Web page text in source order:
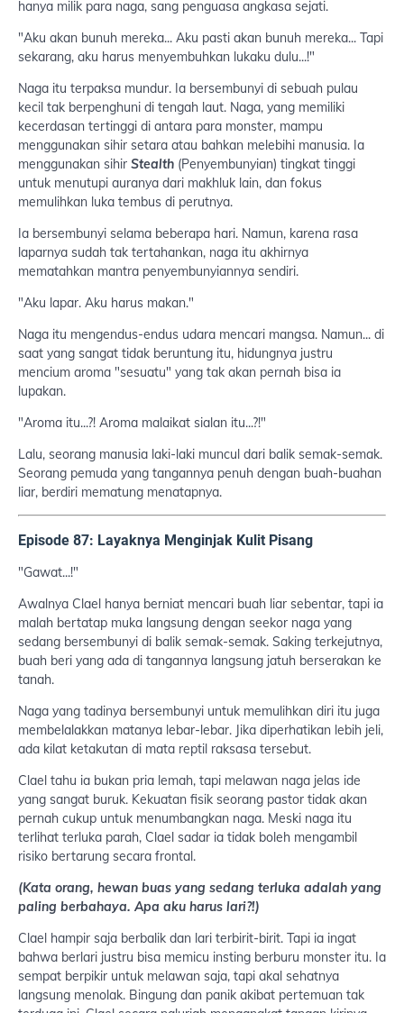
hanya milik para naga, sang penguasa angkasa sejati.
"Aku akan bunuh mereka... Aku pasti akan bunuh mereka... Tapi
sekarang, aku harus menyembuhkan lukaku dulu...!"
Naga itu terpaksa mundur. Ia bersembunyi di sebuah pulau
kecil tak berpenghuni di tengah laut. Naga, yang memiliki
kecerdasan tertinggi di antara para monster, mampu
menggunakan sihir setara atau bahkan melebihi manusia. Ia
menggunakan sihir Stealth (Penyembunyian) tingkat tinggi
untuk menutupi auranya dari makhluk lain, dan fokus
memulihkan luka tembus di perutnya.
Ia bersembunyi selama beberapa hari. Namun, karena rasa
laparnya sudah tak tertahankan, naga itu akhirnya
mematahkan mantra penyembunyiannya sendiri.
"Aku lapar. Aku harus makan."
Naga itu mengendus-endus udara mencari mangsa. Namun... di
saat yang sangat tidak beruntung itu, hidungnya justru
mencium aroma "sesuatu" yang tak akan pernah bisa ia
lupakan.
"Aroma itu...?! Aroma malaikat sialan itu...?!"
Lalu, seorang manusia laki-laki muncul dari balik semak-semak.
Seorang pemuda yang tangannya penuh dengan buah-buahan
liar, berdiri mematung menatapnya.
Episode 87: Layaknya Menginjak Kulit Pisang
"Gawat...!"
Awalnya Clael hanya berniat mencari buah liar sebentar, tapi ia
malah bertatap muka langsung dengan seekor naga yang
sedang bersembunyi di balik semak-semak. Saking terkejutnya,
buah beri yang ada di tangannya langsung jatuh berserakan ke
tanah.
Naga yang tadinya bersembunyi untuk memulihkan diri itu juga
membelalakkan matanya lebar-lebar. Jika diperhatikan lebih jeli,
ada kilat ketakutan di mata reptil raksasa tersebut.
Clael tahu ia bukan pria lemah, tapi melawan naga jelas ide
yang sangat buruk. Kekuatan fisik seorang pastor tidak akan
pernah cukup untuk menumbangkan naga. Meski naga itu
terlihat terluka parah, Clael sadar ia tidak boleh mengambil
risiko bertarung secara frontal.
(Kata orang, hewan buas yang sedang terluka adalah yang
paling berbahaya. Apa aku harus lari?!)
Clael hampir saja berbalik dan lari terbirit-birit. Tapi ia ingat
bahwa berlari justru bisa memicu insting berburu monster itu. Ia
sempat berpikir untuk melawan saja, tapi akal sehatnya
langsung menolak. Bingung dan panik akibat pertemuan tak